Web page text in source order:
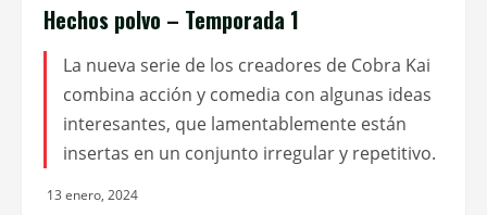
Hechos polvo – Temporada 1
La nueva serie de los creadores de Cobra Kai
combina acción y comedia con algunas ideas
interesantes, que lamentablemente están
insertas en un conjunto irregular y repetitivo.
13 enero, 2024